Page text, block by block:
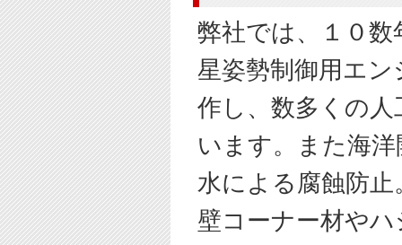
弊社では、１０
星姿勢制御用エ
作し、数多くの
います。また海
水による腐蝕防
壁コーナー材や